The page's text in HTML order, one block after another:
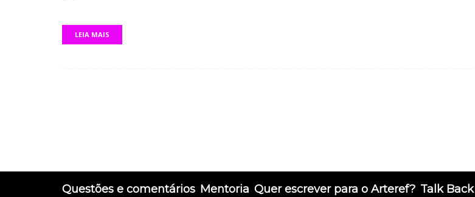
LEIA MAIS
Questões e comentários Mentoria Quer escrever para o Arteref? Talk Back